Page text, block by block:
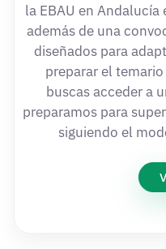
la EBAU en
además de una
diseñados para
preparar el
buscas acceder a
preparamos para
siguiendo el